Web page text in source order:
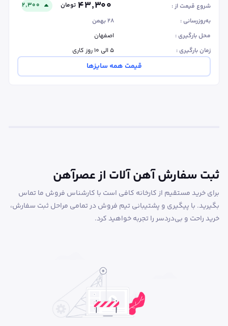
شروع قیمت از : ۴۳٬۳۰۰ تومان
۲٬۳۰۰
به‌روزرسانی :
۲۸ بهمن
محل بارگیری :
اصفهان
زمان بارگیری :
۵ الی ۱۰ روز کاری
قیمت همه سایزها
ثبت سفارش آهن آلات از عصرآهن
برای خرید مستقیم از کارخانه کافی است با کارشناس فروش ما تماس
بگیرید. با پیگیری و پشتیبانی تیم فروش در تمامی مراحل ثبت سفارش،
خرید راحت و بی‌دردسر را تجربه خواهید کرد.